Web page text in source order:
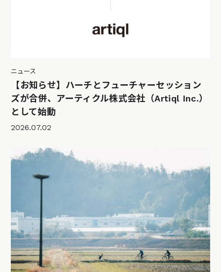
ニュース
【お知らせ】ハーチとフューチャーセッション
ズが合併、アーティクル株式会社（Artiql Inc.）
として始動
2026.07.02